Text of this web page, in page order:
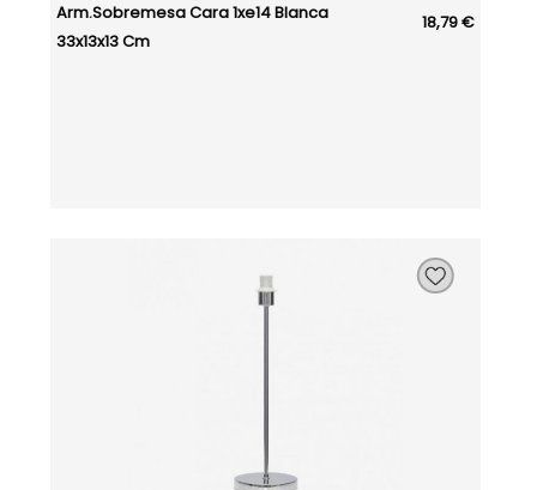
Arm.sobremesa Cara 1xe14 Blanca
33x13x13 Cm
18,79 €